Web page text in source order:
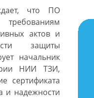
что ПО
актов и
защиты
начальник
НИИ ТЗИ,
сертификата
и надежности